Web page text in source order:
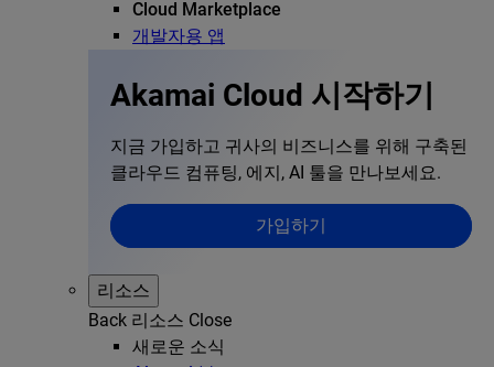
Cloud Marketplace
개발자용 앱
Akamai Cloud 시작하기
지금 가입하고 귀사의 비즈니스를 위해 구축된
클라우드 컴퓨팅, 에지, AI 툴을 만나보세요.
가입하기
리소스
Back 리소스 Close
새로운 소식